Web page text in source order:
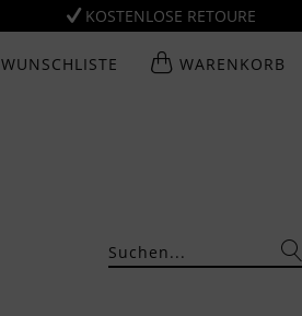
KOSTENLOSE RETOURE
WUNSCHLISTE WARENKORB